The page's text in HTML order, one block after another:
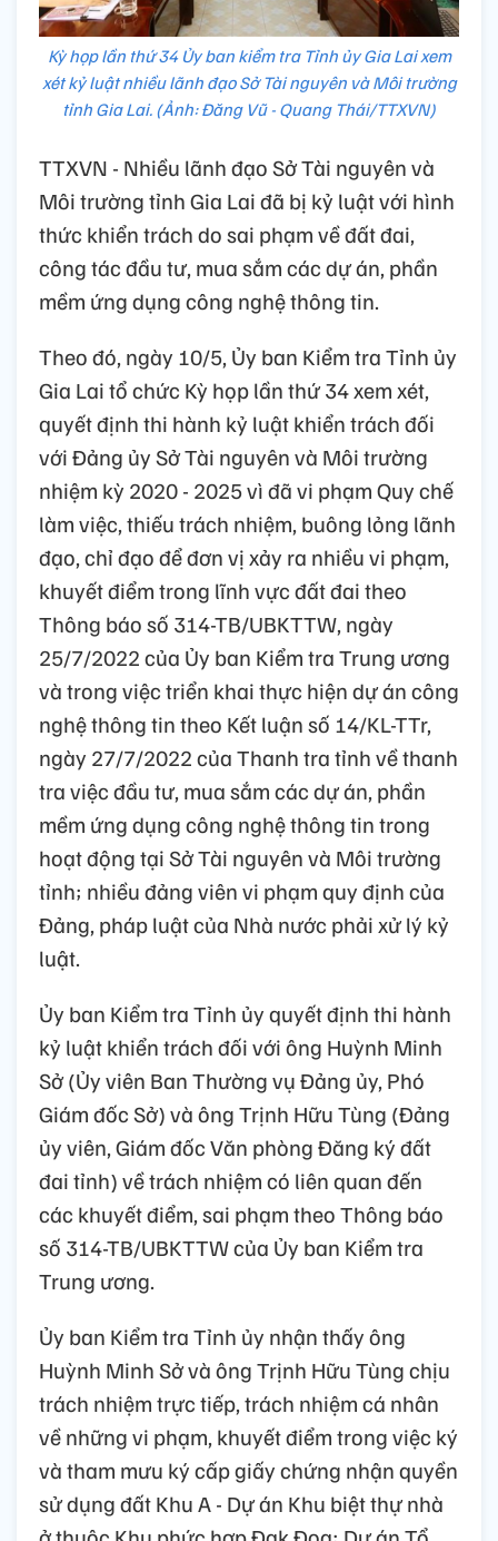
Kỳ họp lần thứ 34 Ủy ban kiểm tra Tỉnh ủy Gia Lai xem
xét kỷ luật nhiều lãnh đạo Sở Tài nguyên và Môi trường
tỉnh Gia Lai. (Ảnh: Đăng Vũ - Quang Thái/TTXVN)
TTXVN - Nhiều lãnh đạo Sở Tài nguyên và
Môi trường tỉnh Gia Lai đã bị kỷ luật với hình
thức khiển trách do sai phạm về đất đai,
công tác đầu tư, mua sắm các dự án, phần
mềm ứng dụng công nghệ thông tin.
Theo đó, ngày 10/5, Ủy ban Kiểm tra Tỉnh ủy
Gia Lai tổ chức Kỳ họp lần thứ 34 xem xét,
quyết định thi hành kỷ luật khiển trách đối
với Đảng ủy Sở Tài nguyên và Môi trường
nhiệm kỳ 2020 - 2025 vì đã vi phạm Quy chế
làm việc, thiếu trách nhiệm, buông lỏng lãnh
đạo, chỉ đạo để đơn vị xảy ra nhiều vi phạm,
khuyết điểm trong lĩnh vực đất đai theo
Thông báo số 314-TB/UBKTTW, ngày
25/7/2022 của Ủy ban Kiểm tra Trung ương
và trong việc triển khai thực hiện dự án công
nghệ thông tin theo Kết luận số 14/KL-TTr,
ngày 27/7/2022 của Thanh tra tỉnh về thanh
tra việc đầu tư, mua sắm các dự án, phần
mềm ứng dụng công nghệ thông tin trong
hoạt động tại Sở Tài nguyên và Môi trường
tỉnh; nhiều đảng viên vi phạm quy định của
Đảng, pháp luật của Nhà nước phải xử lý kỷ
luật.
Ủy ban Kiểm tra Tỉnh ủy quyết định thi hành
kỷ luật khiển trách đối với ông Huỳnh Minh
Sở (Ủy viên Ban Thường vụ Đảng ủy, Phó
Giám đốc Sở) và ông Trịnh Hữu Tùng (Đảng
ủy viên, Giám đốc Văn phòng Đăng ký đất
đai tỉnh) về trách nhiệm có liên quan đến
các khuyết điểm, sai phạm theo Thông báo
số 314-TB/UBKTTW của Ủy ban Kiểm tra
Trung ương.
Ủy ban Kiểm tra Tỉnh ủy nhận thấy ông
Huỳnh Minh Sở và ông Trịnh Hữu Tùng chịu
trách nhiệm trực tiếp, trách nhiệm cá nhân
về những vi phạm, khuyết điểm trong việc ký
và tham mưu ký cấp giấy chứng nhận quyền
sử dụng đất Khu A - Dự án Khu biệt thự nhà